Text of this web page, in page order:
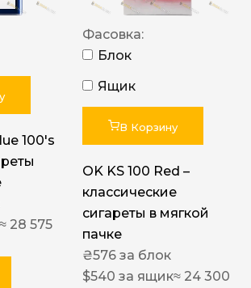
100's
≈ 28 575
Фасовка:
Блок
Ящик
В Корзину
OK KS 100 Red –
классические
сигареты в мягкой
пачке
₴576 за блок
$540 за ящик≈ 24 300